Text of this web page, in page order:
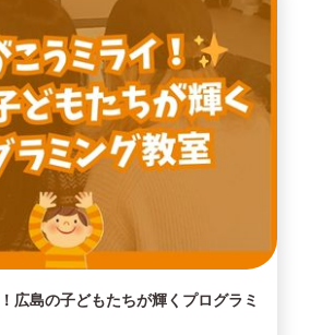
広島の子どもたちが輝くプログラミ